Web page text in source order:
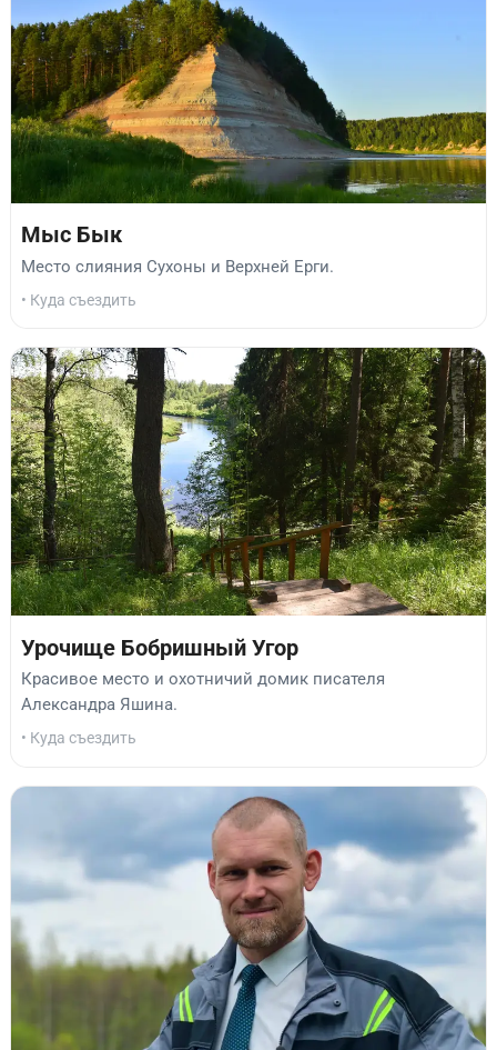
Мыс Бык
Место слияния Сухоны и Верхней Ерги.
• Куда съездить
Урочище Бобришный Угор
Красивое место и охотничий домик писателя
Александра Яшина.
• Куда съездить